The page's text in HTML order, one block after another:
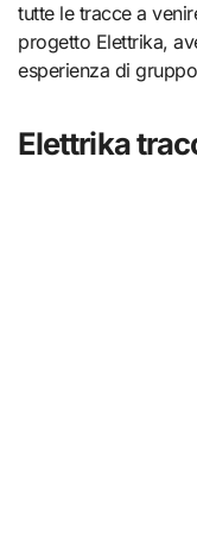
tutte le tracce a
progetto Elettrika,
esperienza di
Elettrika